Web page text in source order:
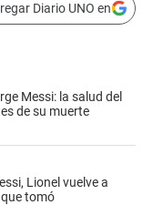
Diario UNO en
Messi: la salud del
de su muerte
Lionel vuelve a
tomó